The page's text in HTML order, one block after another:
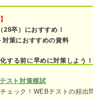
パターン
SPI「構造的把握力検査」練習問
よる解き方の解説付き！
問題3（難易度：
28卒）におすすめ！
対策におすすめの資料
する前に早めに対策しよう！
スト対策模試
ェック！WEBテストの頻出